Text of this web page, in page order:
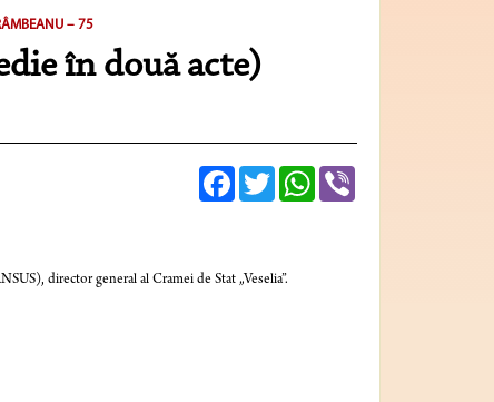
– 75
în două acte)
FacebookTwitterWhatsApp
director general al Cramei de Stat „Veselia”.